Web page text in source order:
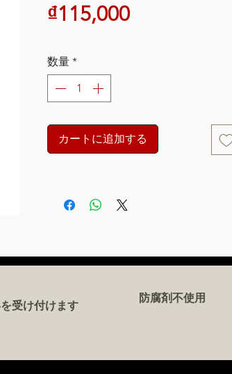
₫115,000価
数量 *
カートに追加する
受け付けます
防腐剤不使用